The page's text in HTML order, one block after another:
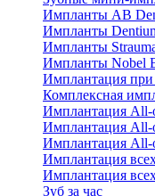
Импланты AB
Импланты
Импланты
Импланты Nobel
Имплантация при
Комплексная
Имплантация All-
Имплантация All-
Имплантация All-
Имплантация
Имплантация
Зуб за час